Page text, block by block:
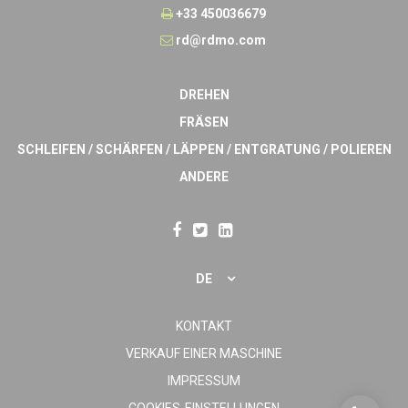
+33 450036679
rd@rdmo.com
DREHEN
FRÄSEN
SCHLEIFEN / SCHÄRFEN / LÄPPEN / ENTGRATUNG / POLIEREN
ANDERE
DE
KONTAKT
VERKAUF EINER MASCHINE
IMPRESSUM